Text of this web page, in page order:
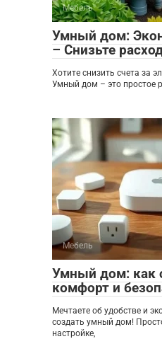
Мебель
Умный дом:
– Снизьте
Хотите снизить счета за
Умный дом – это простое
Мебель
Умный дом: как
комфорт и
Мечтаете об удобстве и
создать умный дом!
настройке,